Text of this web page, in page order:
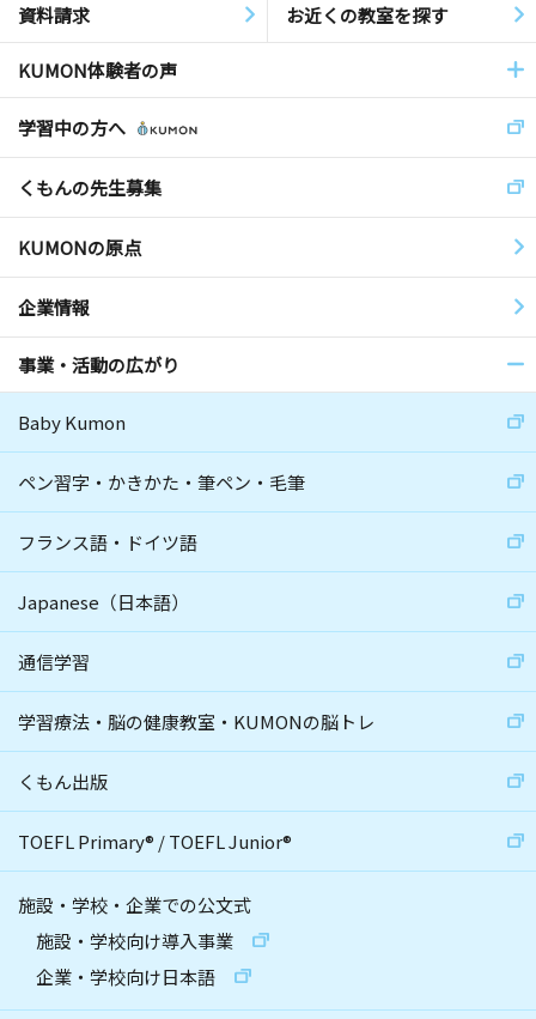
資料請求 お近くの教室を探す
KUMON体験者の声
学習中の方へ
くもんの先生募集
KUMONの原点
企業情報
事業・活動の広がり
Baby Kumon
ペン習字・かきかた・筆ペン・毛筆
フランス語・ドイツ語
Japanese（日本語）
通信学習
学習療法・脳の健康教室・KUMONの脳トレ
くもん出版
TOEFL Primary® /TOEFL Junior®
施設・学校・企業での公文式
施設・学校向け導入事業
企業・学校向け日本語